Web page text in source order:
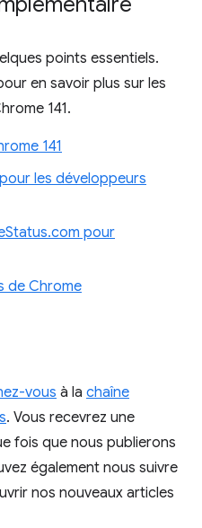
points essentiels.
en savoir plus sur les
141.
141
les développeurs
pour
de Chrome
vous à la chaîne
. Vous recevrez une
fois que nous publierons
également nous suivre
nos nouveaux articles